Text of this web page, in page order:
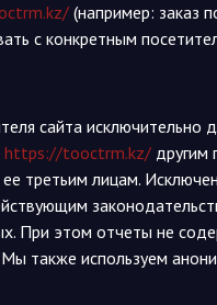
(например: заказ
с конкретным
сайта исключительно
https://tooctrm.kz/ другим
лицам.
При этом отчеты не
также используем